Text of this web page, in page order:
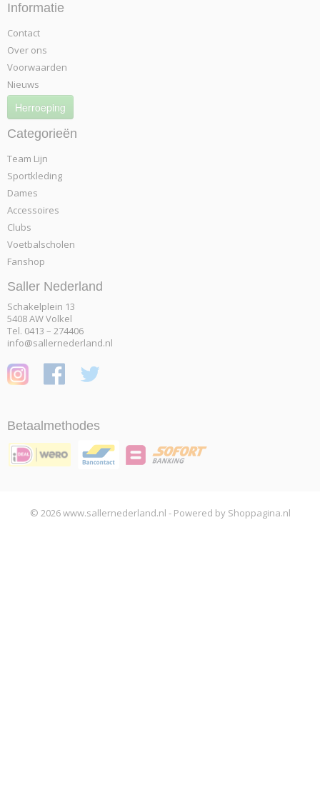
Informatie
Contact
Over ons
Voorwaarden
Nieuws
Herroeping
Categorieën
Team Lijn
Sportkleding
Dames
Accessoires
Clubs
Voetbalscholen
Fanshop
Saller Nederland
Schakelplein 13
5408 AW Volkel
Tel. 0413 – 274406
info@sallernederland.nl
Betaalmethodes
© 2026 www.sallernederland.nl - Powered by Shoppagina.nl